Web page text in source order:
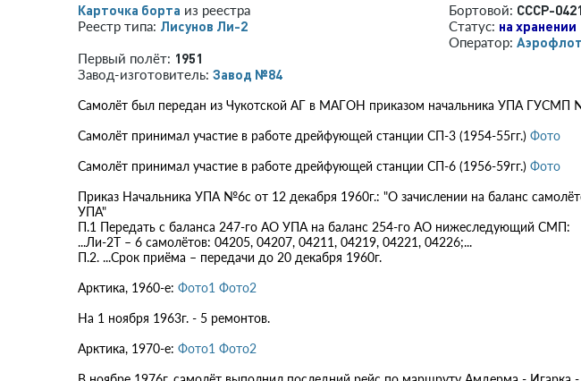
Карточка борта из реестра
Реестр типа: Лисунов Ли-2
Первый полёт: 1951
Завод-изготовитель: Завод №84
Бортовой: СССР-
Статус: на хранении
Оператор:
Самолёт был передан из Чукотской АГ в МАГОН приказом начальника УПА ГУСМП
Самолёт принимал участие в работе дрейфующей станции СП-3 (1954-55гг.) Фото
Самолёт принимал участие в работе дрейфующей станции СП-6 (1956-59гг.) Фото
Приказ Начальника УПА №6с от 12 декабря 1960г.: "О зачислении на баланс
УПА"
П.1 Передать с баланса 247-го АО УПА на баланс 254-го АО нижеследующий СМП:
...Ли-2Т – 6 самолётов: 04205, 04207, 04211, 04219, 04221, 04226;...
П.2. ...Срок приёма – передачи до 20 декабря 1960г.
Арктика, 1960-е: Фото1 Фото2
На 1 ноября 1963г. - 5 ремонтов.
Арктика, 1970-е: Фото1 Фото2